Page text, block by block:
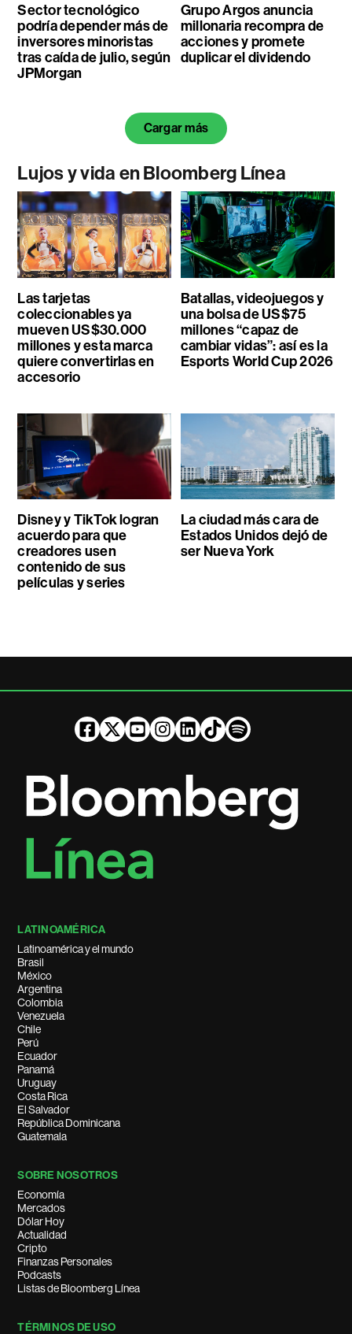
Sector tecnológico
podría depender más de
inversores minoristas
tras caída de julio, según
JPMorgan
Grupo Argos anuncia
millonaria recompra de
acciones y promete
duplicar el dividendo
Cargar más
Lujos y vida en Bloomberg Línea
Las tarjetas
coleccionables ya
mueven US$30.000
millones y esta marca
quiere convertirlas en
accesorio
Batallas, videojuegos y
una bolsa de US$75
millones “capaz de
cambiar vidas”: así es la
Esports World Cup 2026
Disney y TikTok logran
acuerdo para que
creadores usen
contenido de sus
películas y series
La ciudad más cara de
Estados Unidos dejó de
ser Nueva York
LATINOAMÉRICA
Latinoamérica y el mundo
Brasil
México
Argentina
Colombia
Venezuela
Chile
Perú
Ecuador
Panamá
Uruguay
Costa Rica
El Salvador
República Dominicana
Guatemala
SOBRE NOSOTROS
Economía
Mercados
Dólar Hoy
Actualidad
Cripto
Finanzas Personales
Podcasts
Listas de Bloomberg Línea
TÉRMINOS DE USO